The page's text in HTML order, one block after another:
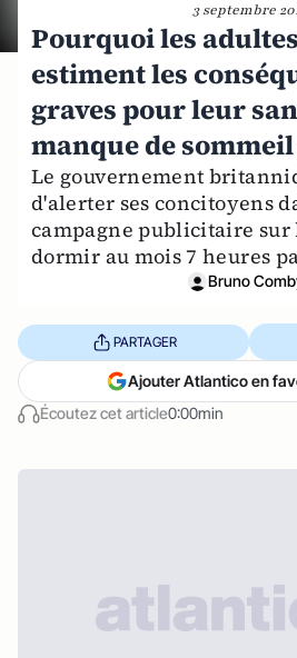
3 septembre
Pourquoi les
estiment les
graves pour leur
manque de
Le gouvernement
d'alerter ses concitoyens
campagne publicitaire
dormir au mois 7 heures
Bruno
Écoutez cet article0:00min
PARTAGER
Ajouter Atlantico en